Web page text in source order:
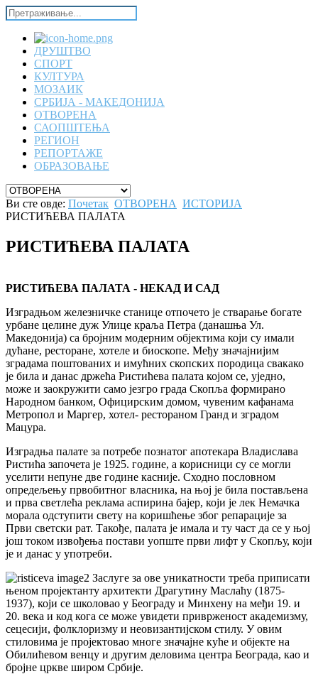
ДРУШТВО
СПОРТ
КУЛТУРА
МОЗАИК
СРБИЈА - МАКЕДОНИЈА
ОТВОРЕНА
САОПШТЕЊА
РЕГИОН
РЕПОРТАЖЕ
ОБРАЗОВАЊЕ
Ви сте овде: Почетак ОТВОРЕНА ИСТОРИЈА
РИСТИЋЕВА ПАЛАТА
РИСТИЋЕВА ПАЛАТА
РИСТИЋЕВА ПАЛАТА - НЕКАД И САД
Изградњом железничке станице отпочето је стварање богате
урбане целине дуж Улице краља Петра (данашња Ул.
Македонија) са бројним модерним објектима који су имали
дућане, ресторане, хотеле и биоскопе. Међу значајнијим
зградама поштованих и имућних скопских породица свакако
је била и данас држећа Ристићева палата којом се, уједно,
може и заокружити само језгро града Скопља формирано
Народном банком, Официрским домом, чувеним кафанама
Метропол и Маргер, хотел- рестораном Гранд и зградом
Мацура.
Изградња палате за потребе познатог апотекара Владислава
Ристића започета је 1925. године, а корисници су се могли
уселити непуне две године касније. Сходно пословном
опредељењу првобитног власника, на њој је била постављена
и прва светлећа реклама аспирина бајер, који је лек Немачка
морала одступити свету на коришћење због репарације за
Први светски рат. Такође, палата је имала и ту част да се у њој
још током извођења постави уопште први лифт у Скопљу, који
је и данас у употреби.
Заслуге за ове уникатности треба приписати
њеном пројектанту архитекти Драгутину Маслаћу (1875-
1937), који се школовао у Београду и Минхену на међи 19. и
20. века и код кога се може увидети приврженост академизму,
сецесији, фолклоризму и неовизантијском стилу. У овим
стиловима је пројектовао многе значајне куће и објекте на
Обилићевом венцу и другим деловима центра Београда, као и
бројне цркве широм Србије.